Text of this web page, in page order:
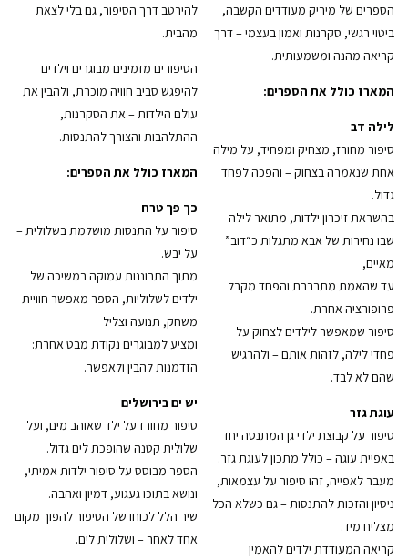
הספרים של מיריק מעודדים הקשבה,
ביטוי רגשי, סקרנות ואמון בעצמי – דרך
קריאה מהנה ומשמעותית.
המארז כולל את הספרים:
לילה דב
סיפור מחורז, מצחיק ומפחיד, על מילה
אחת שנאמרה בצחוק – והפכה לפחד
גדול.
בהשראת זיכרון ילדות, מתואר לילה
שבו נחירות של אבא מתגלות כ“דוב”
מאיים,
עד שהאמת מתבררת והפחד מקבל
פרופורציה אחרת.
סיפור שמאפשר לילדים לצחוק על
פחדי לילה, לזהות אותם – ולהרגיש
שהם לא לבד.
עוגת גזר
סיפור על קבוצת ילדי גן המתנסה יחד
באפיית עוגה – כולל מתכון לעוגת גזר.
מעבר לאפייה, זהו סיפור על עצמאות,
ניסיון והזכות להתנסות – גם כשלא הכל
מצליח מיד.
קריאה המעודדת ילדים להאמין
להירטב דרך הסיפור, גם בלי לצאת
מהבית.
הסיפורים מזמינים מבוגרים וילדים
להיפגש סביב חוויה מוכרת, ולהבין את
עולם הילדות – את הסקרנות,
ההתלהבות והצורך להתנסות.
המארז כולל את הספרים:
כך פך טרח
סיפור על התנסות מושלמת בשלולית –
על יבש.
מתוך התבוננות עמוקה במשיכה של
ילדים לשלוליות, הספר מאפשר חוויית
משחק, תנועה וצליל
ומציע למבוגרים נקודת מבט אחרת:
הזדמנות להבין ולאפשר.
יש ים בירושלים
סיפור מחורז על ילד שאוהב מים, ועל
שלולית קטנה שהופכת לים גדול.
הספר מבוסס על סיפור ילדות אמיתי,
ונושא בתוכו געגוע, דמיון ואהבה.
שיר הלל לכוחו של הסיפור להפוך מקום
אחד לאחר – ושלולית לים.